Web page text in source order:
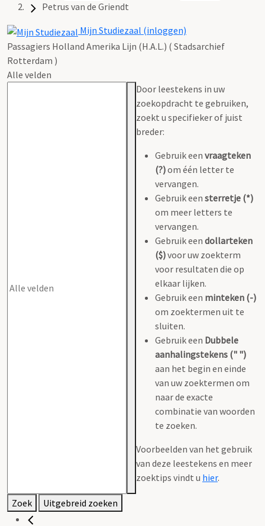
Petrus van de Griendt
Mijn Studiezaal (inloggen)
Passagiers Holland Amerika Lijn (H.A.L.) ( Stadsarchief
Rotterdam )
Alle velden
Door leestekens in uw
zoekopdracht te gebruiken,
zoekt u specifieker of juist
breder:
Gebruik een vraagteken
(?)om één letter te
vervangen.
Gebruik een sterretje (*)
om meer letters te
vervangen.
Gebruik een dollarteken
($)voor uw zoekterm
voor resultaten die op
elkaar lijken.
Gebruik een minteken (-)
om zoektermen uit te
sluiten.
Gebruik een Dubbele
aanhalingstekens (" ")
aan het begin en einde
van uw zoektermen om
naar de exacte
combinatie van woorden
te zoeken.
Voorbeelden van het gebruik
van deze leestekens en meer
zoektips vindt u hier.
Zoek Uitgebreid zoeken